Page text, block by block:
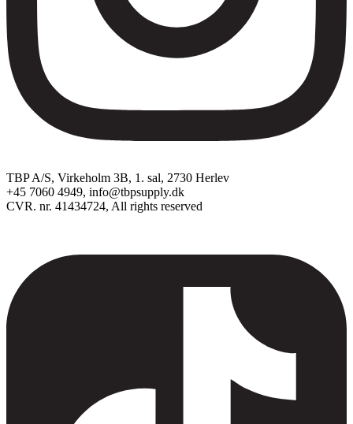
TBP A/S, Virkeholm 3B, 1. sal, 2730 Herlev
+45 7060 4949, info@tbpsupply.dk
CVR. nr. 41434724, All rights reserved